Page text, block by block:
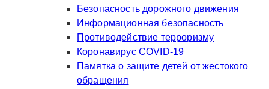
Безопасность дорожного движения
Информационная безопасность
Противодействие терроризму
Коронавирус COVID-19
Памятка о защите детей от жестокого
обращения